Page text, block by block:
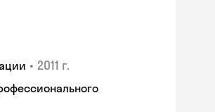
• 2011 г.